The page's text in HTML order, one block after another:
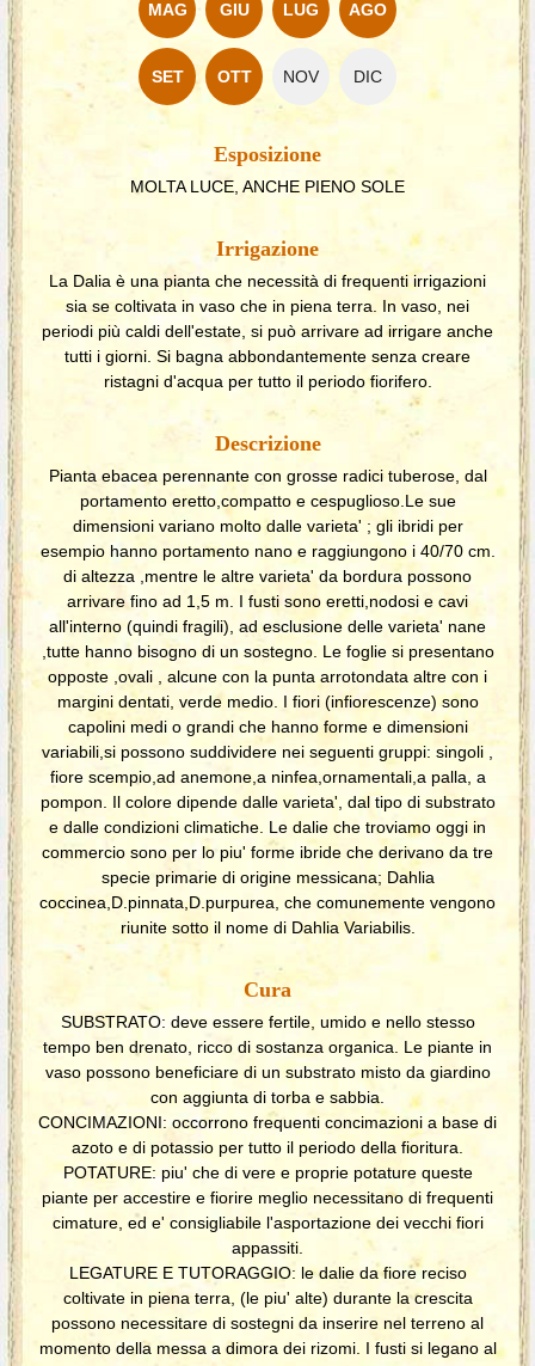
MAG GIU LUG AGO
SET OTT NOV DIC
Esposizione
MOLTA LUCE, ANCHE PIENO SOLE
Irrigazione
La Dalia è una pianta che necessità di frequenti irrigazioni
sia se coltivata in vaso che in piena terra. In vaso, nei
periodi più caldi dell'estate, si può arrivare ad irrigare anche
tutti i giorni. Si bagna abbondantemente senza creare
ristagni d'acqua per tutto il periodo fiorifero.
Descrizione
Pianta ebacea perennante con grosse radici tuberose, dal
portamento eretto,compatto e cespuglioso.Le sue
dimensioni variano molto dalle varieta' ; gli ibridi per
esempio hanno portamento nano e raggiungono i 40/70 cm.
di altezza ,mentre le altre varieta' da bordura possono
arrivare fino ad 1,5 m. I fusti sono eretti,nodosi e cavi
all'interno (quindi fragili), ad esclusione delle varieta' nane
,tutte hanno bisogno di un sostegno. Le foglie si presentano
opposte ,ovali , alcune con la punta arrotondata altre con i
margini dentati, verde medio. I fiori (infiorescenze) sono
capolini medi o grandi che hanno forme e dimensioni
variabili,si possono suddividere nei seguenti gruppi: singoli ,
fiore scempio,ad anemone,a ninfea,ornamentali,a palla, a
pompon. Il colore dipende dalle varieta', dal tipo di substrato
e dalle condizioni climatiche. Le dalie che troviamo oggi in
commercio sono per lo piu' forme ibride che derivano da tre
specie primarie di origine messicana; Dahlia
coccinea,D.pinnata,D.purpurea, che comunemente vengono
riunite sotto il nome di Dahlia Variabilis.
Cura
SUBSTRATO: deve essere fertile, umido e nello stesso
tempo ben drenato, ricco di sostanza organica. Le piante in
vaso possono beneficiare di un substrato misto da giardino
con aggiunta di torba e sabbia.
CONCIMAZIONI: occorrono frequenti concimazioni a base di
azoto e di potassio per tutto il periodo della fioritura.
POTATURE: piu' che di vere e proprie potature queste
piante per accestire e fiorire meglio necessitano di frequenti
cimature, ed e' consigliabile l'asportazione dei vecchi fiori
appassiti.
LEGATURE E TUTORAGGIO: le dalie da fiore reciso
coltivate in piena terra, (le piu' alte) durante la crescita
possono necessitare di sostegni da inserire nel terreno al
momento della messa a dimora dei rizomi. I fusti si legano al